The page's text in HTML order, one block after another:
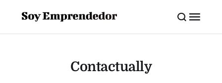
Contactually